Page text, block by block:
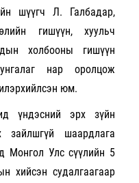
шүүгч Л. Галбадар,
гишүүн, хуульч
холбооны гишүүн
нар оролцож
юм.
үндэсний эрх зүйн
зайлшгүй шаардлага
Монгол Улс сүүлийн 5
хийсэн судалгаагаар